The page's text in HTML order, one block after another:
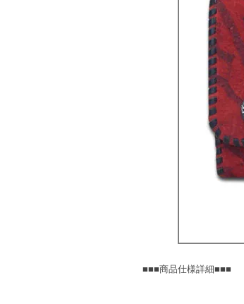
■■■商品仕様詳細■■■